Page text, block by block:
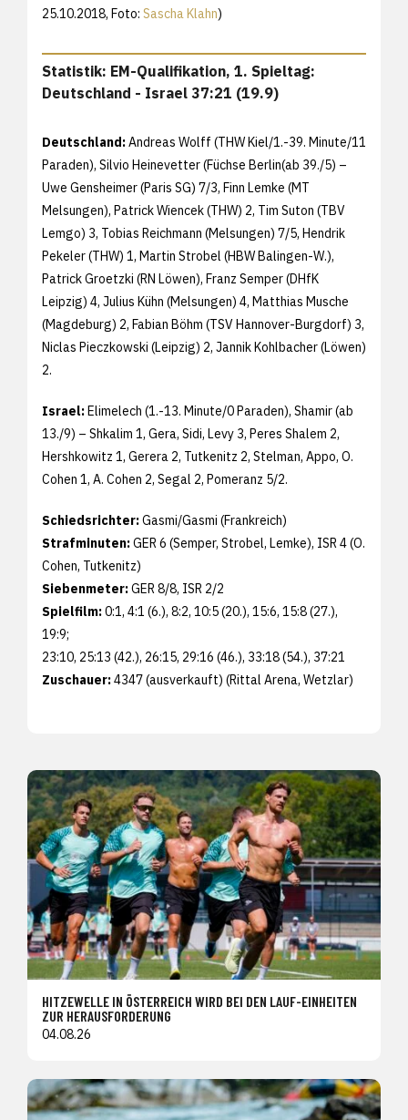
25.10.2018, Foto: Sascha Klahn)
Statistik: EM-Qualifikation, 1. Spieltag:
Deutschland - Israel 37:21 (19.9)
Deutschland:Andreas Wolff (THW Kiel/1.-39. Minute/11
Paraden), Silvio Heinevetter (Füchse Berlin(ab 39./5) –
Uwe Gensheimer (Paris SG) 7/3, Finn Lemke (MT
Melsungen), Patrick Wiencek (THW) 2, Tim Suton (TBV
Lemgo) 3, Tobias Reichmann (Melsungen) 7/5, Hendrik
Pekeler (THW) 1, Martin Strobel (HBW Balingen-W.),
Patrick Groetzki (RN Löwen), Franz Semper (DHfK
Leipzig) 4, Julius Kühn (Melsungen) 4, Matthias Musche
(Magdeburg) 2, Fabian Böhm (TSV Hannover-Burgdorf) 3,
Niclas Pieczkowski (Leipzig) 2, Jannik Kohlbacher (Löwen)
2.
Israel:Elimelech (1.-13. Minute/0 Paraden), Shamir (ab
13./9) – Shkalim 1, Gera, Sidi, Levy 3, Peres Shalem 2,
Hershkowitz 1, Gerera 2, Tutkenitz 2, Stelman, Appo, O.
Cohen 1, A. Cohen 2, Segal 2, Pomeranz 5/2.
Schiedsrichter:Gasmi/Gasmi (Frankreich)
Strafminuten:GER 6 (Semper, Strobel, Lemke), ISR 4 (O.
Cohen, Tutkenitz)
Siebenmeter:GER 8/8, ISR 2/2
Spielfilm:0:1, 4:1 (6.), 8:2, 10:5 (20.), 15:6, 15:8 (27.),
19:9;
23:10, 25:13 (42.), 26:15, 29:16 (46.), 33:18 (54.), 37:21
Zuschauer:4347 (ausverkauft) (Rittal Arena, Wetzlar)
HITZEWELLE IN ÖSTERREICH WIRD BEI DEN LAUF-EINHEITEN
ZUR HERAUSFORDERUNG
04.08.26